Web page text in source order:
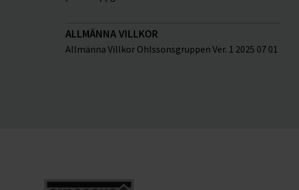
ALLMÄNNA VILLKOR
Allmänna Villkor Ohlssonsgruppen Ver. 1 2025 07 01